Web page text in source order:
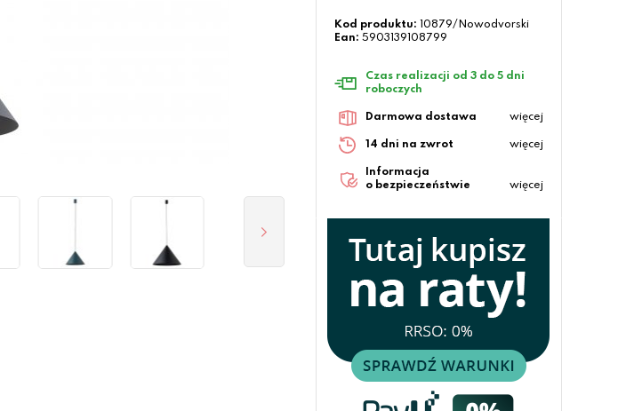
Kod produktu:
10879/Nowodvorski
Ean: 5903139108799
Czas realizacji od 3 do 5 dni
roboczych
Darmowa dostawa więcej
14 dni na zwrot więcej
Informacja
o bezpieczeństwie
więcej